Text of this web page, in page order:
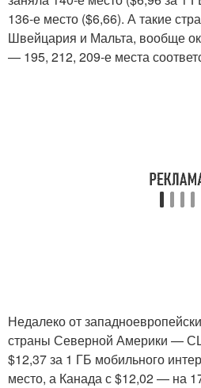
136-е место ($6,66). А такие
Швейцария и Мальта, вообще
— 195, 212, 209-е места
Недалеко от
страны Северной Америки —
$12,37 за 1 ГБ мобильного
место, а Канада с $12,02 — на